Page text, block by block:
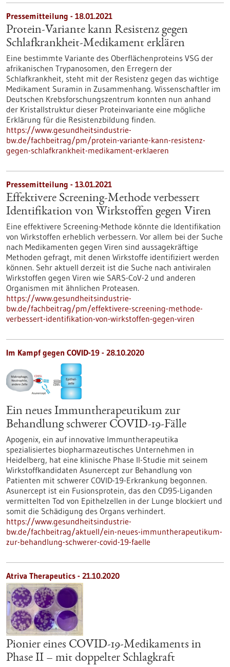
Pressemitteilung - 18.01.2021
Protein-Variante kann Resistenz gegen
Schlafkrankheit-Medikament erklären
Eine bestimmte Variante des Oberflächenproteins VSG der
afrikanischen Trypanosomen, den Erregern der
Schlafkrankheit, steht mit der Resistenz gegen das wichtige
Medikament Suramin in Zusammenhang. Wissenschaftler im
Deutschen Krebsforschungszentrum konnten nun anhand
der Kristallstruktur dieser Proteinvariante eine mögliche
Erklärung für die Resistenzbildung finden.
https://www.gesundheitsindustrie-
bw.de/fachbeitrag/pm/protein-variante-kann-resistenz-
gegen-schlafkrankheit-medikament-erklaeren
Pressemitteilung - 13.01.2021
Effektivere Screening-Methode verbessert
Identifikation von Wirkstoffen gegen Viren
Eine effektivere Screening-Methode könnte die Identifikation
von Wirkstoffen erheblich verbessern. Vor allem bei der Suche
nach Medikamenten gegen Viren sind aussagekräftige
Methoden gefragt, mit denen Wirkstoffe identifiziert werden
können. Sehr aktuell derzeit ist die Suche nach antiviralen
Wirkstoffen gegen Viren wie SARS-CoV-2 und anderen
Organismen mit ähnlichen Proteasen.
https://www.gesundheitsindustrie-
bw.de/fachbeitrag/pm/effektivere-screening-methode-
verbessert-identifikation-von-wirkstoffen-gegen-viren
Im Kampf gegen COVID-19 - 28.10.2020
Ein neues Immuntherapeutikum zur
Behandlung schwerer COVID-19-Fälle
Apogenix, ein auf innovative Immuntherapeutika
spezialisiertes biopharmazeutisches Unternehmen in
Heidelberg, hat eine klinische Phase II-Studie mit seinem
Wirkstoffkandidaten Asunercept zur Behandlung von
Patienten mit schwerer COVID-19-Erkrankung begonnen.
Asunercept ist ein Fusionsprotein, das den CD95-Liganden
vermittelten Tod von Epithelzellen in der Lunge blockiert und
somit die Schädigung des Organs verhindert.
https://www.gesundheitsindustrie-
bw.de/fachbeitrag/aktuell/ein-neues-immuntherapeutikum-
zur-behandlung-schwerer-covid-19-faelle
Atriva Therapeutics - 21.10.2020
Pionier eines COVID-19-Medikaments in
Phase II – mit doppelter Schlagkraft